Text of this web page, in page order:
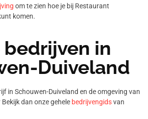
om te zien hoe je bij Restaurant
komen.
in
Duiveland
in Schouwen-Duiveland en de omgeving van
dan onze gehele bedrijvengidsvan